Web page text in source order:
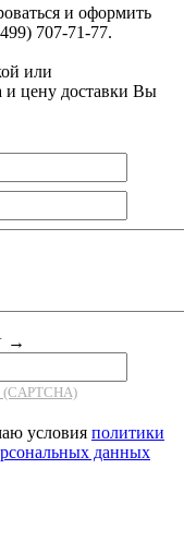
и оформить
707-71-77.
или
и цену доставки Вы
→
(CAPTCHA)
условия политики
данных